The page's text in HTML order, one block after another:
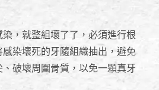
，就整組壞了了，必須進行根
染壞死的牙隨組織抽出，避免
破壞周圍骨質，以免一顆真牙